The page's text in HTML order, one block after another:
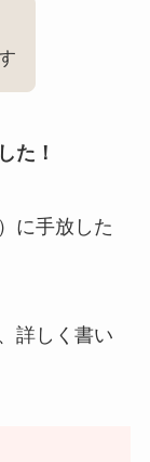
た！
に手放した
詳しく書い